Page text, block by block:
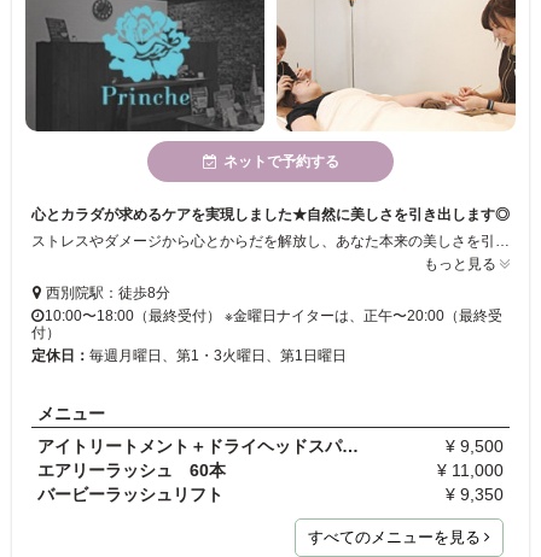
ネットで予約する
心とカラダが求めるケアを実現しました★自然に美しさを引き出します◎
ストレスやダメージから心とからだを解放し、あなた本来の美しさを引き出します！それがPrincheのめざすサロンスタイルです☆心身に安らぎを与えて美容効果の高いケア製品を厳選し、キレイと癒しをお届けしていきます♪
もっと見る
西別院駅：徒歩8分
10:00〜18:00（最終受付） ※金曜日ナイターは、正午〜20:00（最終受
付）
定休日： 毎週月曜日、第1・3火曜日、第1日曜日
メニュー
アイトリートメント＋ドライヘッドスパ＋デコルテ
¥ 9,500
エアリーラッシュ 60本
¥ 11,000
バービーラッシュリフト
¥ 9,350
すべてのメニューを見る